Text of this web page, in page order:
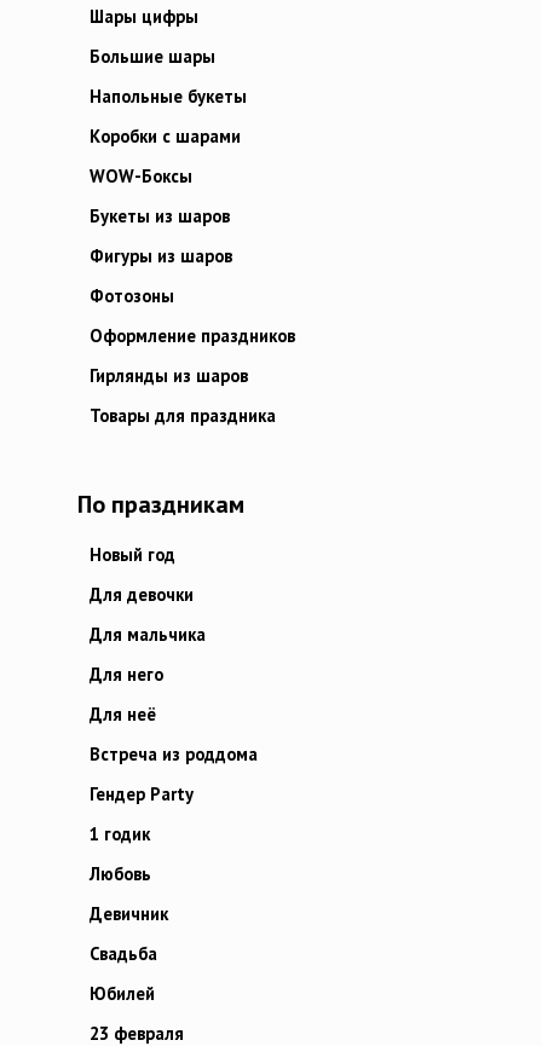
Шары цифры
Большие шары
Напольные букеты
Коробки с шарами
WOW-Боксы
Букеты из шаров
Фигуры из шаров
Фотозоны
Оформление праздников
Гирлянды из шаров
Товары для праздника
По праздникам
Новый год
Для девочки
Для мальчика
Для него
Для неё
Встреча из роддома
Гендер Party
1 годик
Любовь
Девичник
Свадьба
Юбилей
23 февраля